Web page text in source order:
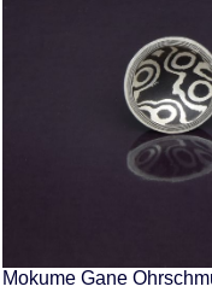
Mokume Gane